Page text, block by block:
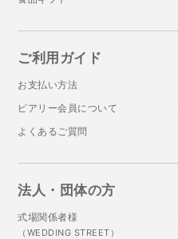
ご利用ガイド
お支払い方法
ピアリー会員について
よくあるご質問
法人・団体の方
式場関係者様
（WEDDING STREET）